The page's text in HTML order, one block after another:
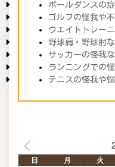
ポールダンスの
ゴルフの怪我や不
ウエイトトレー
野球肩・野球肘
サッカーの怪我
ランニングでの
テニスの怪我や
日 月 火